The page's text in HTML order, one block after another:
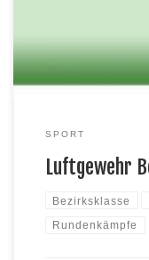
SPORT
Luftgewehr
Bezirksklasse
Rundenkämpfe